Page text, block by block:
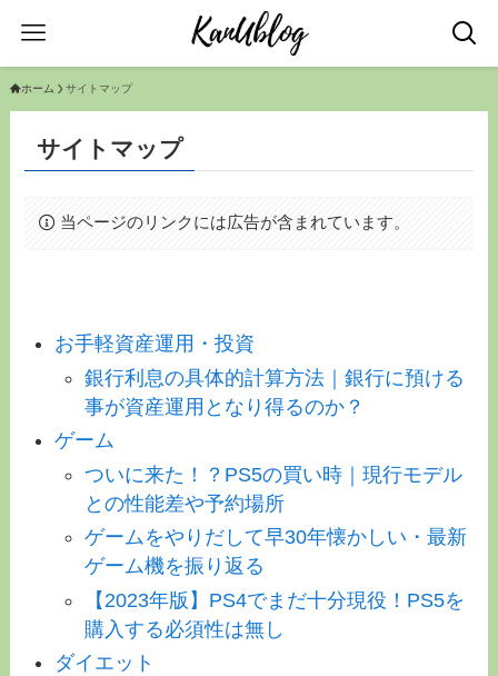
ホーム サイトマップ
サイトマップ
当ページのリンクには広告が含まれています。
お手軽資産運用・投資
銀行利息の具体的計算方法｜銀行に預ける
事が資産運用となり得るのか？
ゲーム
ついに来た！？PS5の買い時｜現行モデル
との性能差や予約場所
ゲームをやりだして早30年懐かしい・最新
ゲーム機を振り返る
【2023年版】PS4でまだ十分現役！PS5を
購入する必須性は無し
ダイエット